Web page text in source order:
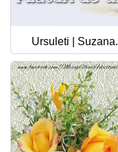
Ursuleti |